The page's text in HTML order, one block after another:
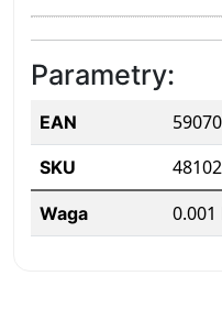
Parametry:
EAN
SKU
Waga 0.001